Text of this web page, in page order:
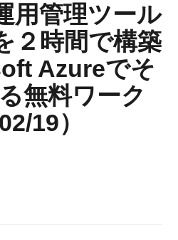
用管理ツール
２時間で構築
Azureでそ
無料ワーク
19）